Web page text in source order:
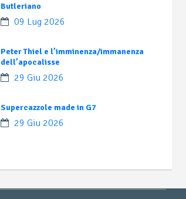
Butleriano
09 Lug 2026
Peter Thiel e l’imminenza/immanenza
dell’apocalisse
29 Giu 2026
Supercazzole made in G7
29 Giu 2026